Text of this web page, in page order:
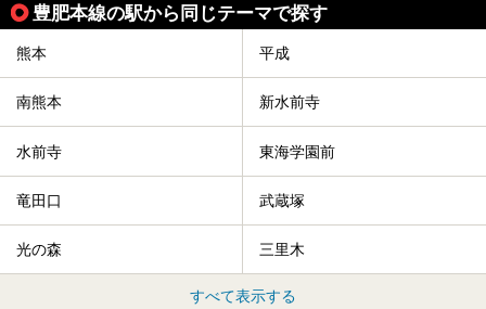
豊肥本線の駅から同じテーマで探す
熊本 平成
南熊本 新水前寺
水前寺 東海学園前
竜田口 武蔵塚
光の森 三里木
すべて表示する